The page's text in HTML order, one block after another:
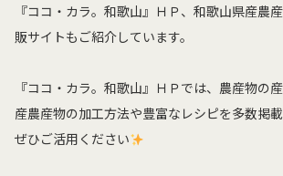
『ココ・カラ。和歌山』ＨＰ、和歌山県産農
販サイトもご紹介しています。
『ココ・カラ。和歌山』ＨＰでは、農産物の
産農産物の加工方法や豊富なレシピを多数掲載
ぜひご活用ください